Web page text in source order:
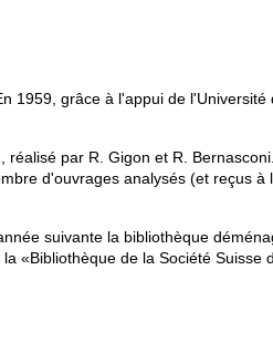
grâce à l'appui de
par R. Gigon et R.
d'ouvrages analysés (et reçus
suivante la bibliothèque
«Bibliothèque de la Société